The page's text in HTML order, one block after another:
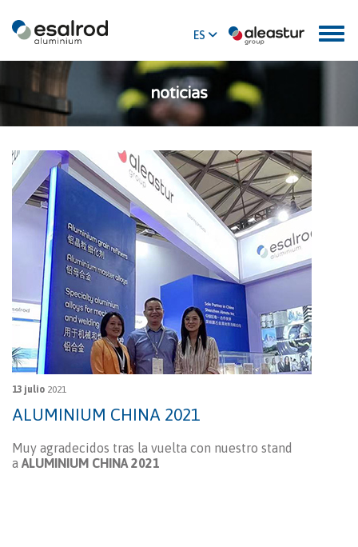
ES
noticias
13 julio 2021
ALUMINIUM CHINA 2021
Muy agradecidos tras la vuelta con nuestro stand
a ALUMINIUM CHINA 2021